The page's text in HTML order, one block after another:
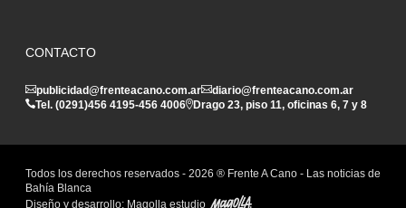
CONTACTO
publicidad@frenteacano.com.ar
diario@frenteacano.com.ar
Tel. (0291)456 4195-456 4006 Drago 23, piso 11, oficinas 6, 7 y 8
Todos los derechos reservados - 2026 ® Frente A Cano - Las noticias de
Bahía Blanca
Diseño y desarrollo: Magolla estudio